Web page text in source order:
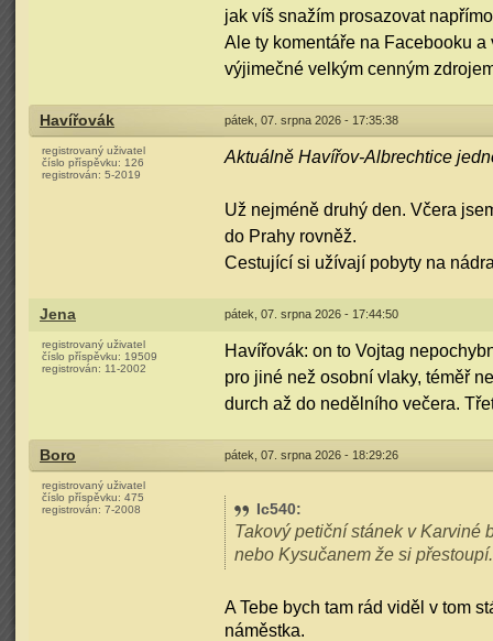
jak víš snažím prosazovat
Ale ty komentáře na Facebooku
výjimečné velkým cenným
Havířovák pátek, 07. srpna 2026 - 17:35:38
registrovaný uživatel
číslo příspěvku: 126
registrován: 5-2019
Aktuálně Havířov-Albrechtice
Už nejméně druhý den. Včera
do Prahy rovněž.
Cestující si užívají pobyty na
Jena pátek, 07. srpna 2026 - 17:44:50
registrovaný uživatel
číslo příspěvku: 19509
registrován: 11-2002
Havířovák: on to Vojtag
pro jiné než osobní vlaky, téměř
durch až do nedělního večera.
Boro pátek, 07. srpna 2026 - 18:29:26
registrovaný uživatel
číslo příspěvku: 475
registrován: 7-2008 Ic540:
Takový petiční stánek v Karviné
nebo Kysučanem že si přestoupí.
A Tebe bych tam rád viděl v tom
náměstka.